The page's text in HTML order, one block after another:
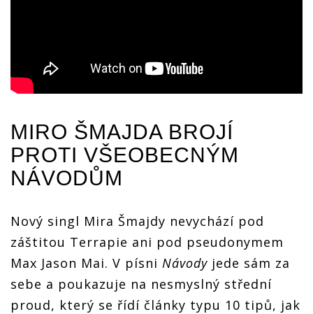
MIRO ŠMAJDABROJÍ
PROTI VŠEOBECNÝM
NÁVODŮM
Nový singl Mira Šmajdy nevychází pod
záštitou Terrapie ani pod pseudonymem
Max Jason Mai. V písni Návody jede sám za
sebe a poukazuje na nesmyslný střední
proud, který se řídí články typu 10 tipů, jak